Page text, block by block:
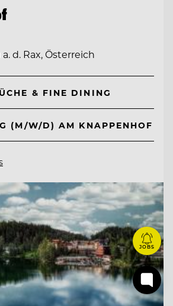
d. Rax, Österreich
& FINE DINING
(M/W/D) AM KNAPPENHOF
JOBS